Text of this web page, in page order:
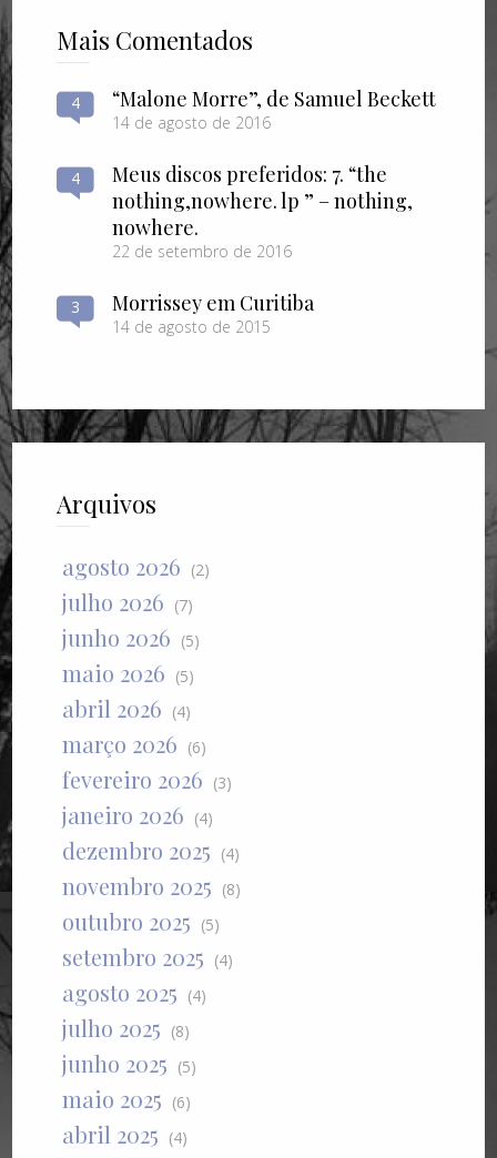
Mais Comentados
4 “Malone Morre”, de Samuel Beckett
14 de agosto de 2016
4
Meus discos preferidos: 7. “the
nothing​,​nowhere. lp ” – nothing​,​
nowhere.
22 de setembro de 2016
3 Morrissey em Curitiba
14 de agosto de 2015
Arquivos
agosto 2026 (2)
julho 2026 (7)
junho 2026 (5)
maio 2026 (5)
abril 2026 (4)
março 2026 (6)
fevereiro 2026 (3)
janeiro 2026 (4)
dezembro 2025 (4)
novembro 2025 (8)
outubro 2025 (5)
setembro 2025 (4)
agosto 2025 (4)
julho 2025 (8)
junho 2025 (5)
maio 2025 (6)
abril 2025 (4)